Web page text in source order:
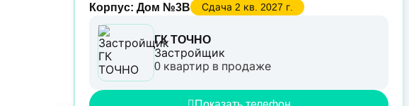
Корпус: Дом №3В Сдача 2 кв. 2027 г.
ГК ТОЧНО
Застройщик
0 квартир в продаже